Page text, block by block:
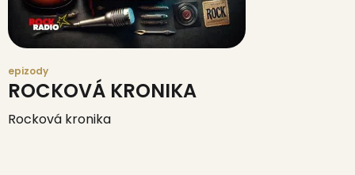
epizody
ROCKOVÁ KRONIKA
Rocková kronika